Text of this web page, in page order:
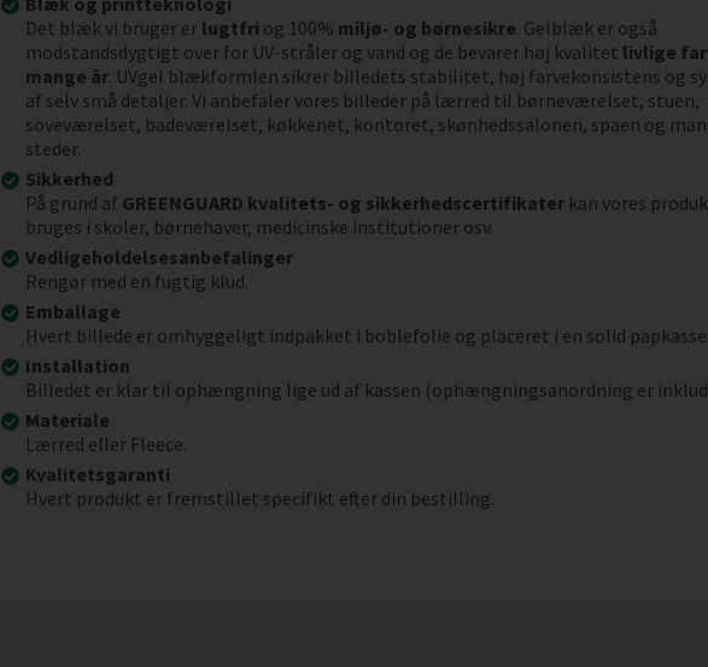
Det blæk vi bruger er lugtfri og 100% miljø- og børnesikre. Gelblæk er også
modstandsdygtigt over for UV-stråler og vand og de bevarer høj kvalitet livlige
mange år. UVgel blækformlen sikrer billedets stabilitet, høj farvekonsistens og
af selv små detaljer. Vi anbefaler vores billeder på lærred til børneværelset, stuen,
soveværelset, badeværelset, køkkenet, kontoret, skønhedssalonen, spaen og
steder.
Sikkerhed
På grund af GREENGUARD kvalitets- og sikkerhedscertifikaterkan vores
bruges i skoler, børnehaver, medicinske institutioner osv.
Vedligeholdelsesanbefalinger
Rengør med en fugtig klud.
Emballage
Hvert billede er omhyggeligt indpakket i boblefolie og placeret i en solid papkasse.
Installation
Billedet er klar til ophængning lige ud af kassen (ophængningsanordning er
Materiale
Lærred eller Fleece.
Kvalitetsgaranti
Hvert produkt er fremstillet specifikt efter din bestilling.